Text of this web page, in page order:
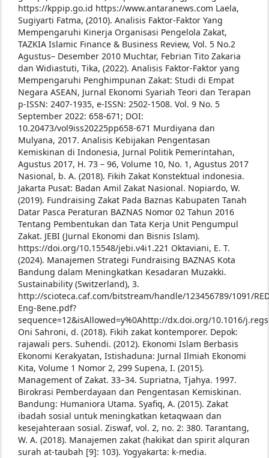
https://kppip.go.id https://www.antaranews.com Laela,
Sugiyarti Fatma, (2010). Analisis Faktor-Faktor Yang
Mempengaruhi Kinerja Organisasi Pengelola Zakat,
TAZKIA Islamic Finance & Business Review, Vol. 5 No.2
Agustus– Desember 2010 Muchtar, Febrian Tito Zakaria
dan Widiastuti, Tika, (2022). Analisis Faktor-Faktor yang
Mempengaruhi Penghimpunan Zakat: Studi di Empat
Negara ASEAN, Jurnal Ekonomi Syariah Teori dan Terapan
p-ISSN: 2407-1935, e-ISSN: 2502-1508. Vol. 9 No. 5
September 2022: 658-671; DOI:
10.20473/vol9iss20225pp658-671 Murdiyana dan
Mulyana, 2017. Analisis Kebijakan Pengentasan
Kemiskinan di Indonesia, Jurnal Politik Pemerintahan,
Agustus 2017, H. 73 – 96, Volume 10, No. 1, Agustus 2017
Nasional, b. A. (2018). Fikih Zakat Konstektual indonesia.
Jakarta Pusat: Badan Amil Zakat Nasional. Nopiardo, W.
(2019). Fundraising Zakat Pada Baznas Kabupaten Tanah
Datar Pasca Peraturan BAZNAS Nomor 02 Tahun 2016
Tentang Pembentukan dan Tata Kerja Unit Pengumpul
Zakat. JEBI (Jurnal Ekonomi dan Bisnis Islam).
https://doi.org/10.15548/jebi.v4i1.221 Oktaviani, E. T.
(2024). Manajemen Strategi Fundraising BAZNAS Kota
Bandung dalam Meningkatkan Kesadaran Muzakki.
Sustainability (Switzerland), 3.
http://scioteca.caf.com/bitstream/handle/123456789/1091/
Eng-8ene.pdf?
sequence=12&isAllowed=y%0Ahttp://dx.doi.org/10.1016/
Oni Sahroni, d. (2018). Fikih zakat kontemporer. Depok:
rajawali pers. Suhendi. (2012). Ekonomi Islam Berbasis
Ekonomi Kerakyatan, Istishaduna: Jurnal Ilmiah Ekonomi
Kita, Volume 1 Nomor 2, 299 Supena, I. (2015).
Management of Zakat. 33–34. Supriatna, Tjahya. 1997.
Birokrasi Pemberdayaan dan Pengentasan Kemiskinan.
Bandung: Humaniora Utama. Syafiq, A. (2015). Zakat
ibadah sosial untuk meningkatkan ketaqwaan dan
kesejahteraan sosial. Ziswaf, vol. 2, no. 2: 380. Tarantang,
W. A. (2018). Manajemen zakat (hakikat dan spirit alquran
surah at-taubah [9]: 103). Yogyakarta: k-media.